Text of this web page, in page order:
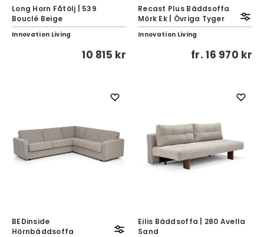
Long Horn Fåtölj | 539
Bouclé Beige
Innovation Living
10 815 kr
Recast Plus Bäddsoffa
Mörk Ek | Övriga Tyger
Innovation Living
fr.16 970 kr
BEDinside
Hörnbäddsoffa
Eilis Bäddsoffa | 280 Avella
Sand